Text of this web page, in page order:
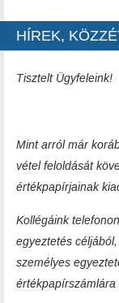
HÍREK,
Tisztelt Ügyfeleink!
Mint arról már
vétel feloldását
értékpapírjainak
Kollégáink
egyeztetés
személyes